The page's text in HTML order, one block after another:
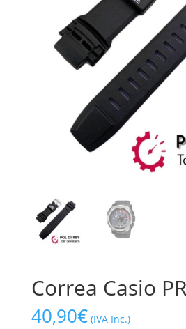
Correa Casio
40,90€ (IVA Inc.)